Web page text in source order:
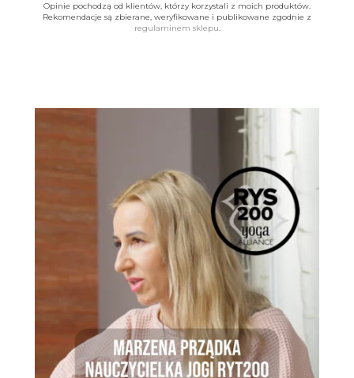
Opinie pochodzą od klientów, którzy korzystali z moich produktów.
Rekomendacje są zbierane, weryfikowane i publikowane zgodnie z
regulaminem sklepu.